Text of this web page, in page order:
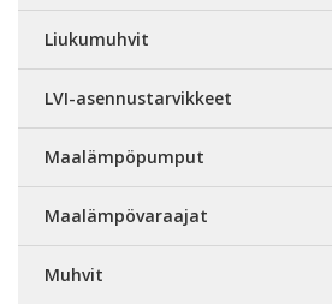
Liukumuhvit
LVI-asennustarvikkeet
Maalämpöpumput
Maalämpövaraajat
Muhvit